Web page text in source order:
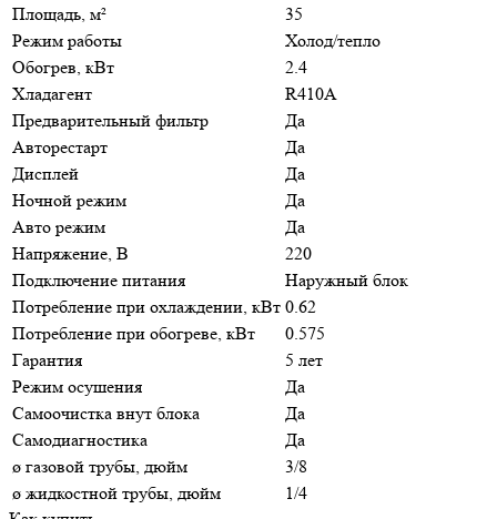
Площадь, м²
35
Режим работы
Холод/тепло
Обогрев, кВт
2.4
Хладагент
R410A
Предварительный фильтр
Да
Авторестарт
Да
Дисплей
Да
Ночной режим
Да
Авто режим
Да
Напряжение, В
220
Подключение питания
Наружный блок
Потребление при охлаждении, кВт 0.62
Потребление при обогреве, кВт
0.575
Гарантия
5 лет
Режим осушения
Да
Самоочистка внут блока
Да
Самодиагностика
Да
ø газовой трубы, дюйм
3/8
ø жидкостной трубы, дюйм
1/4